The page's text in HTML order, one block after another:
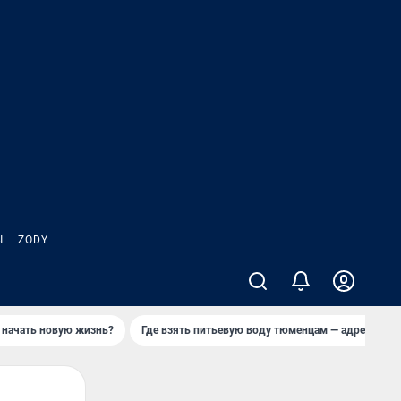
ZODY
начать новую жизнь? Где взять питьевую воду тюменцам — адреса